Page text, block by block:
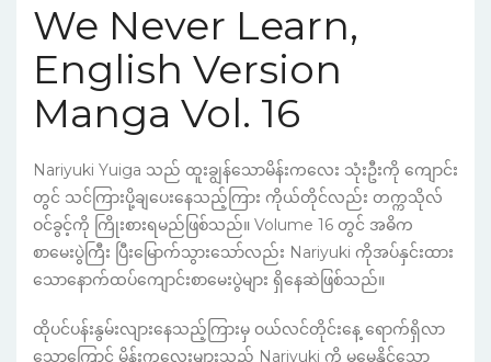
We Never Learn,
English Version
Manga Vol. 16
Nariyuki Yuiga သည် ထူးချွန်သောမိန်းကလေး သုံးဦးကို ကျောင်း
တွင် သင်ကြားပို့ချပေးနေသည့်ကြား ကိုယ်တိုင်လည်း တက္ကသိုလ်
ဝင်ခွင့်ကို ကြိုးစားရမည်ဖြစ်သည်။ Volume 16 တွင် အဓိက
စာမေးပွဲကြီး ပြီးမြောက်သွားသော်လည်း Nariyuki ကိုအပ်နှင်းထား
သောနောက်ထပ်ကျောင်းစာမေးပွဲများ ရှိနေဆဲဖြစ်သည်။
ထိုပင်ပန်းနွမ်းလျားနေသည့်ကြားမှ ဝယ်လင်တိုင်းနေ့ ရောက်ရှိလာ
သောကြောင့် မိန်းကလေးများသည် Nariyuki ကို မမေ့နိုင်သော